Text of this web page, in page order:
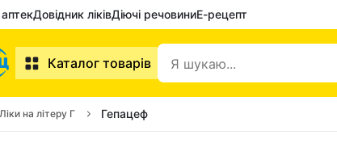
Довідник ліківДіючі речовиниЕ-рецепт
Каталог товарів
Ліки на літеру Г Гепацеф